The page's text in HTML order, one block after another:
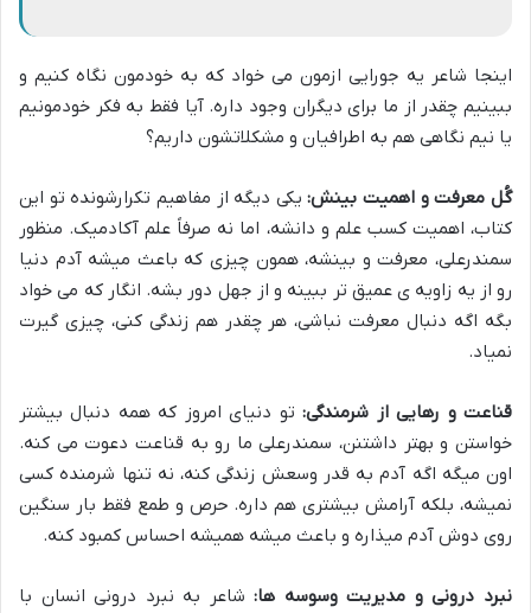
اینجا شاعر یه جورایی ازمون می خواد که به خودمون نگاه کنیم و
ببینیم چقدر از ما برای دیگران وجود داره. آیا فقط به فکر خودمونیم
یا نیم نگاهی هم به اطرافیان و مشکلاتشون داریم؟
گُل معرفت و اهمیت بینش:یکی دیگه از مفاهیم تکرارشونده تو این
کتاب، اهمیت کسب علم و دانشه، اما نه صرفاً علم آکادمیک. منظور
سمندرعلی، معرفت و بینشه، همون چیزی که باعث میشه آدم دنیا
رو از یه زاویه ی عمیق تر ببینه و از جهل دور بشه. انگار که می خواد
بگه اگه دنبال معرفت نباشی، هر چقدر هم زندگی کنی، چیزی گیرت
نمیاد.
قناعت و رهایی از شرمندگی:تو دنیای امروز که همه دنبال بیشتر
خواستن و بهتر داشتنن، سمندرعلی ما رو به قناعت دعوت می کنه.
اون میگه اگه آدم به قدر وسعش زندگی کنه، نه تنها شرمنده کسی
نمیشه، بلکه آرامش بیشتری هم داره. حرص و طمع فقط بار سنگین
روی دوش آدم میذاره و باعث میشه همیشه احساس کمبود کنه.
نبرد درونی و مدیریت وسوسه ها:شاعر به نبرد درونی انسان با